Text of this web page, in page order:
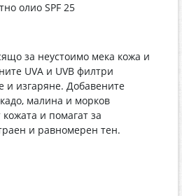
олио SPF 25
за неустоимо мека кожа и
UVA и UVB филтри
и изгаряне. Добавените
малина и морков
и помагат за
и равномерен тен.